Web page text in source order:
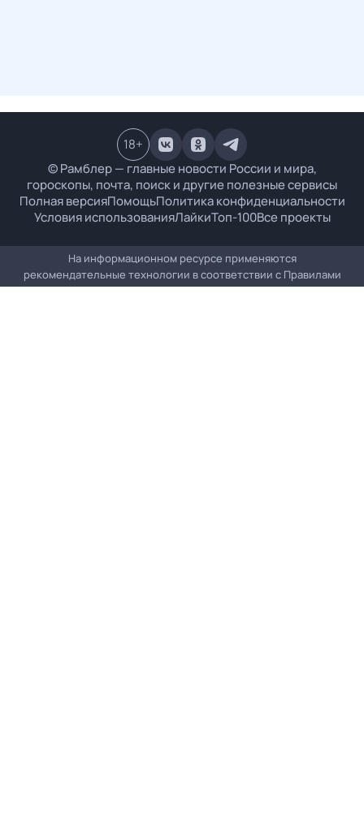
© Рамблер — главные новости России и мира,
гороскопы, почта, поиск и другие полезные сервисы
Полная версияПомощьПолитика конфиденциальности
Условия использованияЛайкиТоп-100Все проекты
18+
На информационном ресурсе применяются
рекомендательные технологии в соответствии с Правилами